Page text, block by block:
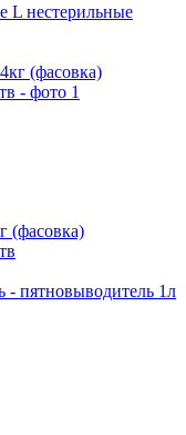
L нестерильные
(фасовка)